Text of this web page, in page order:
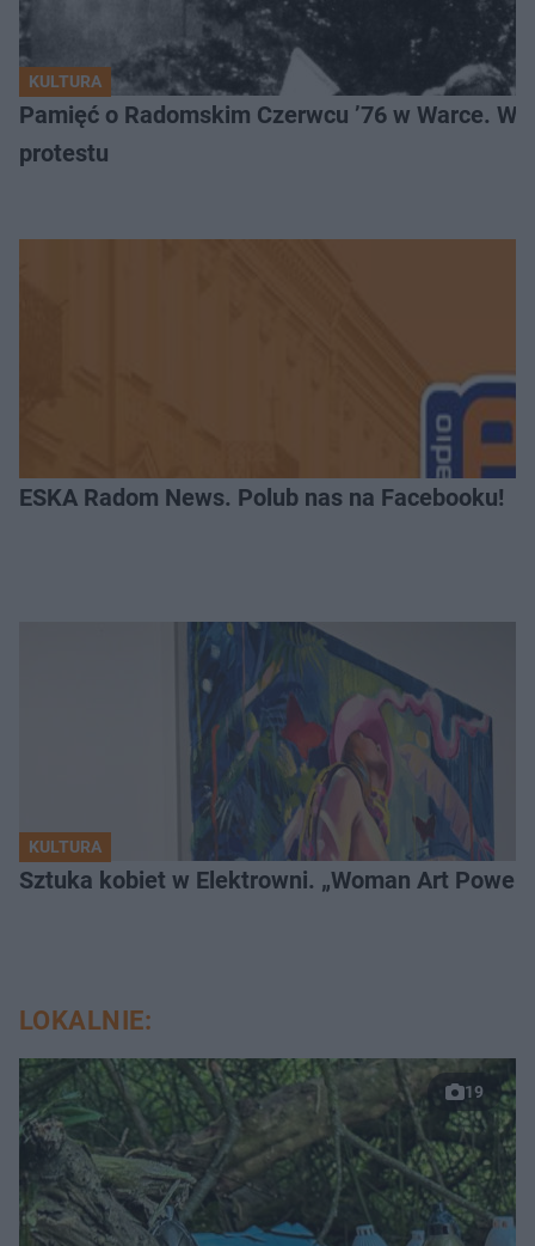
KULTURA
Pamięć o Radomskim Czerwcu ’76 w Warce.
protestu
ESKA Radom News. Polub nas na Facebooku!
KULTURA
Sztuka kobiet w Elektrowni. „Woman Art Power
LOKALNIE:
19